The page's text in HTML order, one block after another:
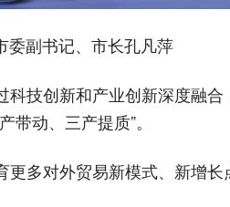
委副书记、市长孔凡萍
技创新和产业创新深度融
动、三产提质”。
多对外贸易新模式、新增长